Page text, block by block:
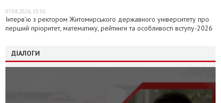
07.08.2026, 15:36
Інтерв’ю з ректором Житомирського державного університету про
перший пріоритет, математику, рейтинги та особливості вступу-2026
ДІАЛОГИ